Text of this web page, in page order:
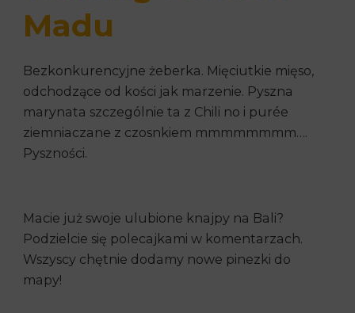
Madu
Bezkonkurencyjne żeberka. Mięciutkie mięso,
odchodzące od kości jak marzenie. Pyszna
marynata szczególnie ta z Chili no i purée
ziemniaczane z czosnkiem mmmmmmmm….
Pyszności.
Macie już swoje ulubione knajpy na Bali?
Podzielcie się polecajkami w komentarzach.
Wszyscy chętnie dodamy nowe pinezki do
mapy!